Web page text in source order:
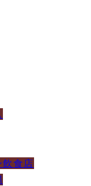
食店